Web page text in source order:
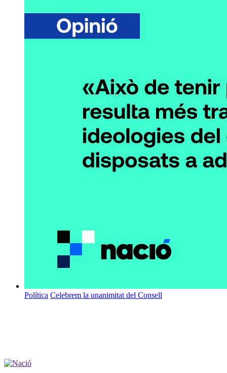
Política Celebrem la unanimitat del Consell